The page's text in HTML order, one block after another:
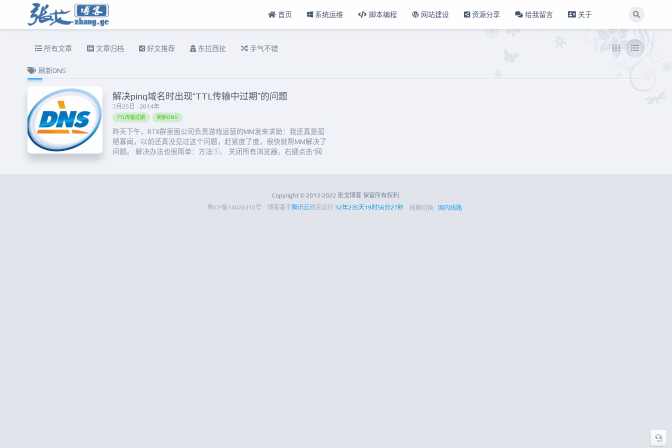
首页 系统运维 脚本编程 网站建设 资源分享 给我留言 关于
所有文章 文章归档 好文推荐 东拉西扯 手气不错
刷新DNS
7月25日 · 2014年
解决ping域名时出现“TTL传输中过期”的问题
TTL传输过期 刷新DNS
昨天下午，RTX群里面公司负责游戏运营的MM发来求助：我还真是孤
陋寡闻，以前还真没见过这个问题，赶紧度了度，很快就帮MM解决了
问题。 解决办法也很简单：方法①、 关闭所有浏览器，右键点击“网
Copyright © 2013-2022 张戈博客 保留所有权利.
粤ICP备14028310号
博客基于腾讯云稳定运行 12年235天19时56分28秒 线路切换: 国内线路